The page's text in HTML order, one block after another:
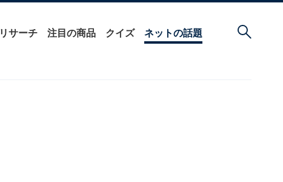
リサーチ 注目の商品 クイズ ネットの話題